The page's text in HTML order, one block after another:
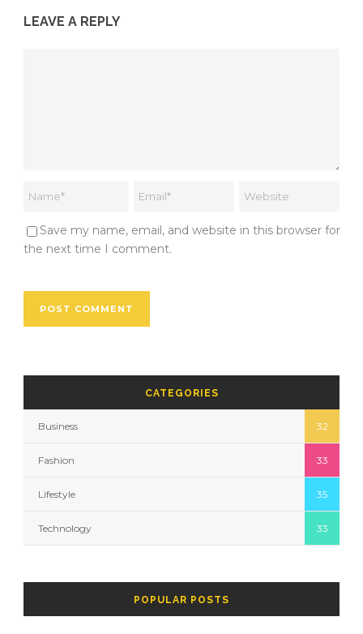
LEAVE A REPLY
Save my name, email, and website in this browser for
the next time I comment.
CATEGORIES
Business 32
Fashion 33
Lifestyle 35
Technology 33
POPULAR POSTS